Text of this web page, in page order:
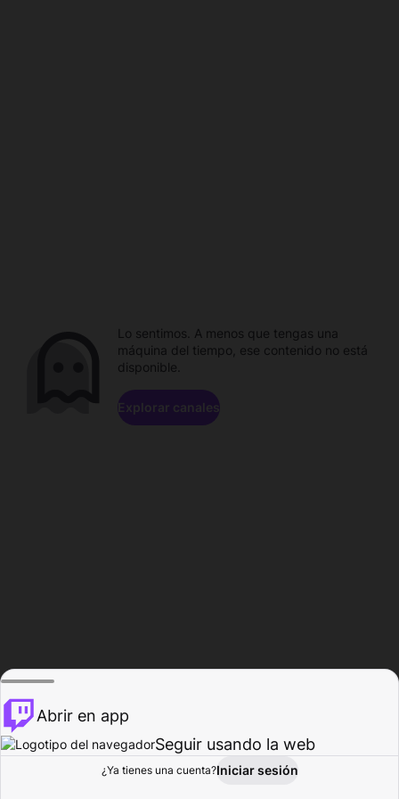
Explorar Actividad
Lo sentimos. A menos que tengas una
máquina del tiempo, ese contenido no está
disponible.
Explorar canales
Abrir en app
Seguir usando la web
¿Ya tienes una cuenta?Iniciar sesión